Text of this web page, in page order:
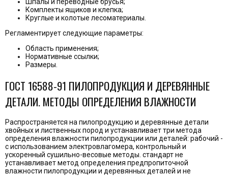
Комплекты ящиков и клепка;
Круглые и колотые лесоматериалы.
Регламентирует следующие параметры:
Область применения;
Нормативные ссылки;
Размеры.
ГОСТ 16588-91 ПИЛОПРОДУКЦИЯ И ДЕРЕВЯННЫЕ
ДЕТАЛИ. МЕТОДЫ ОПРЕДЕЛЕНИЯ ВЛАЖНОСТИ
Распространяется на пилопродукцию и деревянные детали
хвойных и лиственных пород и устанавливает три метода
определения влажности пилопродукции или деталей: рабочий -
с использованием электровлагомера, контрольный и
ускоренный сушильно-весовые методы. стандарт не
устанавливает метод определения предпропиточной
влажности пилопродукции и деревянных деталей и не